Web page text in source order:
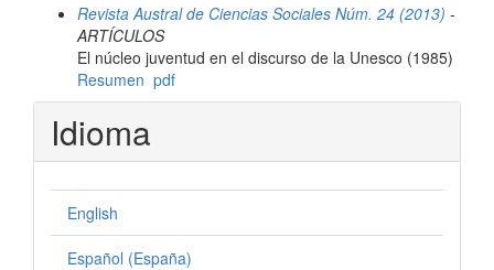
Revista Austral de Ciencias Sociales Núm. 24 (2013) -
ARTÍCULOS
El núcleo juventud en el discurso de la Unesco (1985)
Resumen pdf
Idioma
English
Español (España)